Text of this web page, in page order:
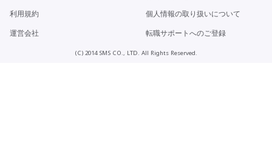
利用規約
個人情報の取り扱いについて
運営会社
転職サポートへのご登録
(C) 2014 SMS CO., LTD. All Rights Reserved.